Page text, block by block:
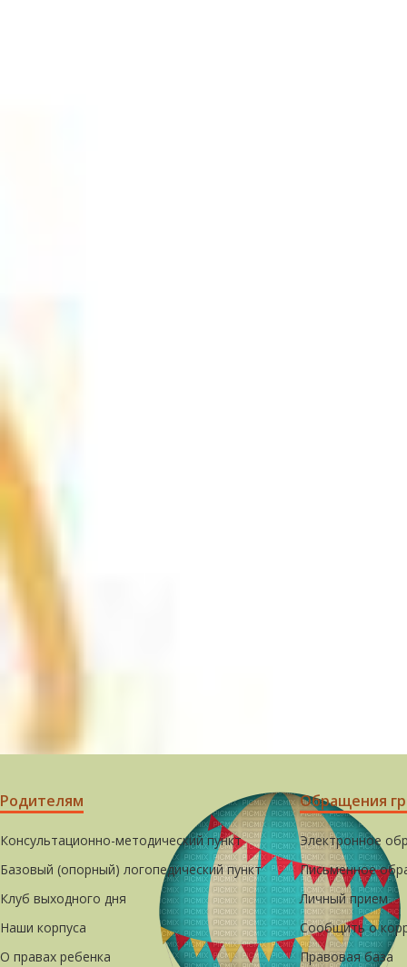
Родителям
Консультационно-методический пункт
Базовый (опорный) логопедический пункт
Клуб выходного дня
Наши корпуса
О правах ребенка
Обращения
Электронное
Письменное
Личный прием
Сообщить о
Правовая база